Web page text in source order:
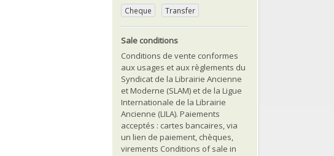
Cheque Transfer
Sale conditions
Conditions de vente conformes
aux usages et aux règlements du
Syndicat de la Librairie Ancienne
et Moderne (SLAM) et de la Ligue
Internationale de la Librairie
Ancienne (LILA). Paiements
acceptés : cartes bancaires, via
un lien de paiement, chèques,
virements Conditions of sale in